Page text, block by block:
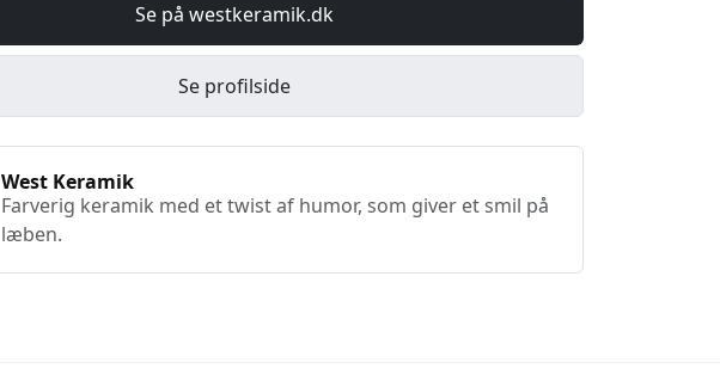
Se på westkeramik.dk
Se profilside
West Keramik
Farverig keramik med et twist af humor, som giver et smil på
læben.